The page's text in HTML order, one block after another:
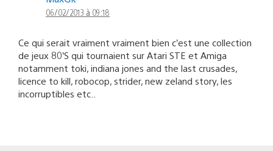
06/02/2013 à 09:18
Ce qui serait vraiment vraiment bien c’est une collection
de jeux 80’S qui tournaient sur Atari STE et Amiga
notamment toki, indiana jones and the last crusades,
licence to kill, robocop, strider, new zeland story, les
incorruptibles etc..